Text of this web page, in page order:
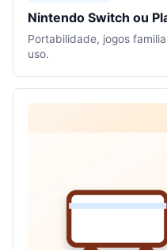
Nintendo Switch ou
Portabilidade, jogos
uso.